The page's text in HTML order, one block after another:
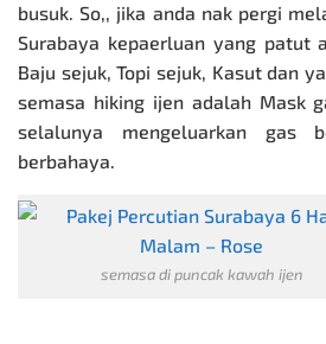
busuk. So,, jika anda nak pergi
Surabaya kepaerluan yang patut
Baju sejuk, Topi sejuk, Kasut dan
semasa hiking ijen adalah Mask
selalunya mengeluarkan gas
berbahaya.
semasa di puncak kawah ijen